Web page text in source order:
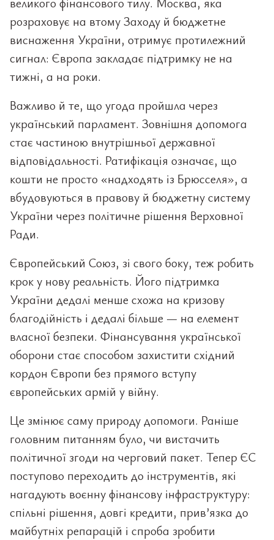
розраховує на втому Заходу й бюджетне
виснаження України, отримує протилежний
сигнал: Європа закладає підтримку не на
тижні, а на роки.
Важливо й те, що угода пройшла через
український парламент. Зовнішня допомога
стає частиною внутрішньої державної
відповідальності. Ратифікація означає, що
кошти не просто «надходять із Брюсселя», а
вбудовуються в правову й бюджетну систему
України через політичне рішення Верховної
Ради.
Європейський Союз, зі свого боку, теж робить
крок у нову реальність. Його підтримка
України дедалі менше схожа на кризову
благодійність і дедалі більше — на елемент
власної безпеки. Фінансування української
оборони стає способом захистити східний
кордон Європи без прямого вступу
європейських армій у війну.
Це змінює саму природу допомоги. Раніше
головним питанням було, чи вистачить
політичної згоди на черговий пакет. Тепер ЄС
поступово переходить до інструментів, які
нагадують воєнну фінансову інфраструктуру:
спільні рішення, довгі кредити, прив’язка до
майбутніх репарацій і спроба зробити